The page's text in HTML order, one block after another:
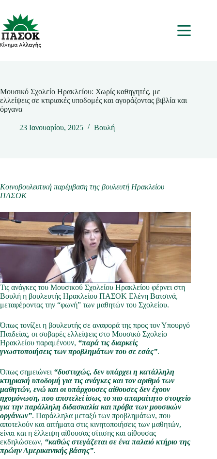
περιεχόμενο
Μενου
Μουσικό Σχολείο Ηρακλείου: Χωρίς καθηγητές, με
ελλείψεις σε κτιριακές υποδομές και αγοράζοντας βιβλία και
όργανα
23 Ιανουαρίου, 2025 Βουλή
Κοινοβουλευτική παρέμβαση της βουλευτή Ηρακλείου
ΠΑΣΟΚ
Τις ανάγκες του Μουσικού Σχολείου Ηρακλείου φέρνει στη
Βουλή η βουλευτής Ηρακλείου ΠΑΣΟΚ Ελένη Βατσινά,
μεταφέροντας την “φωνή” των μαθητών του Σχολείου.
Όπως τονίζει η βουλευτής σε αναφορά της προς τον Υπουργό
Παιδείας, οι σοβαρές ελλείψεις στο Μουσικό Σχολείο
Ηρακλείου παραμένουν, “παρά τις διαρκείς
γνωστοποιήσεις των προβλημάτων του σε εσάς”.
Όπως σημειώνει “δυστυχώς, δεν υπάρχει η κατάλληλη
κτηριακή υποδομή για τις ανάγκες και τον αριθμό των
μαθητών, ενώ και οι υπάρχουσες αίθουσες δεν έχουν
ηχομόνωση, που αποτελεί ίσως το πιο απαραίτητο στοιχείο
για την παράλληλη διδασκαλία και πρόβα των μουσικών
οργάνων”. Παράλληλα μεταξύ των προβλημάτων, που
αποτελούν και αιτήματα στις κινητοποιήσεις των μαθητών,
είναι και η έλλειψη αίθουσας σίτισης και αίθουσας
εκδηλώσεων, “καθώς στεγάζεται σε ένα παλαιό κτήριο της
πρώην Αμερικανικής βάσης”.